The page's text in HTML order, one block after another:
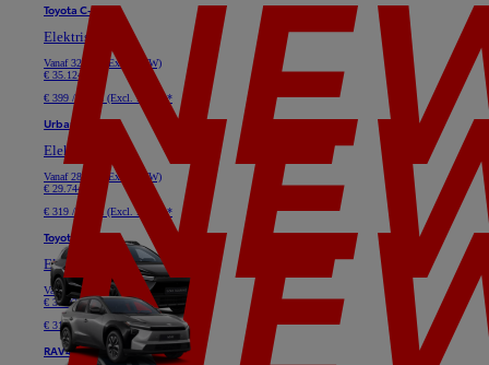
Toyota C-HR+
Elektrisch
Vanaf32.645 (Excl. BTW)
€ 35.124
€ 399 /maand (Excl. BTW) *
Urban Cruiser
Elektrisch
Vanaf28.091 (Excl. BTW)
€ 29.744
€ 319 /maand (Excl. BTW) *
Toyota bZ4X
Elektrisch
Vanaf 33.719 (Excl. BTW)
€ 37.025
€ 319 /maand (Excl. BTW) *
RAV4